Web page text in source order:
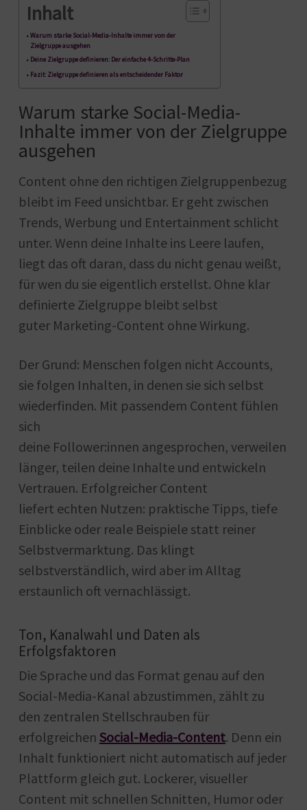
Inhalt
Warum starke Social-Media-Inhalte immer von der
Zielgruppe ausgehen
Deine Zielgruppe definieren: Der einfache 4-Schritte-Plan
Fazit: Zielgruppe definieren als entscheidender Faktor
Warum starke Social-Media-
Inhalte immer von der Zielgruppe
ausgehen
Content ohne den richtigen Zielgruppenbezug
bleibt im Feed unsichtbar. Er geht zwischen
Trends, Werbung und Entertainment schlicht
unter. Wenn deine Inhalte ins Leere laufen,
liegt das oft daran, dass du nicht genau weißt,
für wen du sie eigentlich erstellst. Ohne klar
definierte Zielgruppe bleibt selbst
guter Marketing-Content ohne Wirkung.
Der Grund: Menschen folgen nicht Accounts,
sie folgen Inhalten, in denen sie sich selbst
wiederfinden. Mit passendem Content fühlen
sich
deine Follower:innen angesprochen, verweilen
länger, teilen deine Inhalte und entwickeln
Vertrauen. Erfolgreicher Content
liefert echten Nutzen: praktische Tipps, tiefe
Einblicke oder reale Beispiele statt reiner
Selbstvermarktung. Das klingt
selbstverständlich, wird aber im Alltag
erstaunlich oft vernachlässigt.
Ton, Kanalwahl und Daten als
Erfolgsfaktoren
Die Sprache und das Format genau auf den
Social-Media-Kanal abzustimmen, zählt zu
den zentralen Stellschrauben für
erfolgreichen Social-Media-Content. Denn ein
Inhalt funktioniert nicht automatisch auf jeder
Plattform gleich gut. Lockerer, visueller
Content mit schnellen Schnitten, Humor oder